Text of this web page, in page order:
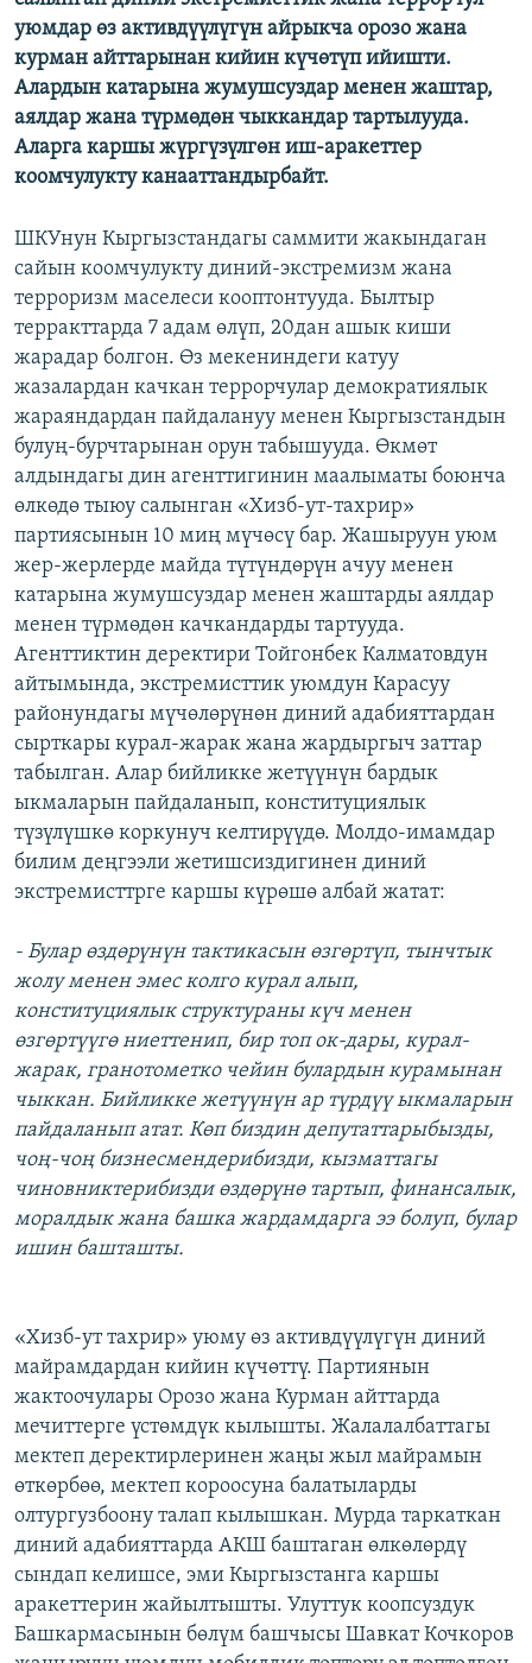
уюмдар өз активдүүлүгүн айрыкча орозо жана
курман айттарынан кийин күчөтүп ийишти.
Алардын катарына жумушсуздар менен жаштар,
аялдар жана түрмөдөн чыккандар тартылууда.
Аларга каршы жүргүзүлгөн иш-аракеттер
коомчулукту канааттандырбайт.
ШКУнун Кыргызстандагы саммити жакындаган
сайын коомчулукту диний-экстремизм жана
терроризм маселеси кооптонтууда. Былтыр
терракттарда 7 адам өлүп, 20дан ашык киши
жарадар болгон. Өз мекениндеги катуу
жазалардан качкан террорчулар демократиялык
жараяндардан пайдалануу менен Кыргызстандын
булуң-бурчтарынан орун табышууда. Өкмөт
алдындагы дин агенттигинин маалыматы боюнча
өлкөдө тыюу салынган «Хизб-ут-тахрир»
партиясынын 10 миң мүчөсү бар. Жашыруун уюм
жер-жерлерде майда түтүндөрүн ачуу менен
катарына жумушсуздар менен жаштарды аялдар
менен түрмөдөн качкандарды тартууда.
Агенттиктин деректири Тойгонбек Калматовдун
айтымында, экстремисттик уюмдун Карасуу
районундагы мүчөлөрүнөн диний адабияттардан
сырткары курал-жарак жана жардыргыч заттар
табылган. Алар бийликке жетүүнүн бардык
ыкмаларын пайдаланып, конституциялык
түзүлүшкө коркунуч келтирүүдө. Молдо-имамдар
билим деңгээли жетишсиздигинен диний
экстремисттрге каршы күрөшө албай жатат:
- Булар өздөрүнүн тактикасын өзгөртүп, тынчтык
жолу менен эмес колго курал алып,
конституциялык структураны күч менен
өзгөртүүгө ниеттенип, бир топ ок-дары, курал-
жарак, гранотометко чейин булардын курамынан
чыккан. Бийликке жетүүнүн ар түрдүү ыкмаларын
пайдаланып атат. Көп биздин депутаттарыбызды,
чоң-чоң бизнесмендерибизди, кызматтагы
чиновниктерибизди өздөрүнө тартып, финансалык,
моралдык жана башка жардамдарга ээ болуп, булар
ишин башташты.
«Хизб-ут тахрир» уюму өз активдүүлүгүн диний
майрамдардан кийин күчөттү. Партиянын
жактоочулары Орозо жана Курман айттарда
мечиттерге үстөмдүк кылышты. Жалалалбаттагы
мектеп деректирлеринен жаңы жыл майрамын
өткөрбөө, мектеп короосуна балатыларды
олтургузбоону талап кылышкан. Мурда таркаткан
диний адабияттарда АКШ баштаган өлкөлөрдү
сындап келишсе, эми Кыргызстанга каршы
аракеттерин жайылтышты. Улуттук коопсуздук
Башкармасынын бөлүм башчысы Шавкат Кочкоров